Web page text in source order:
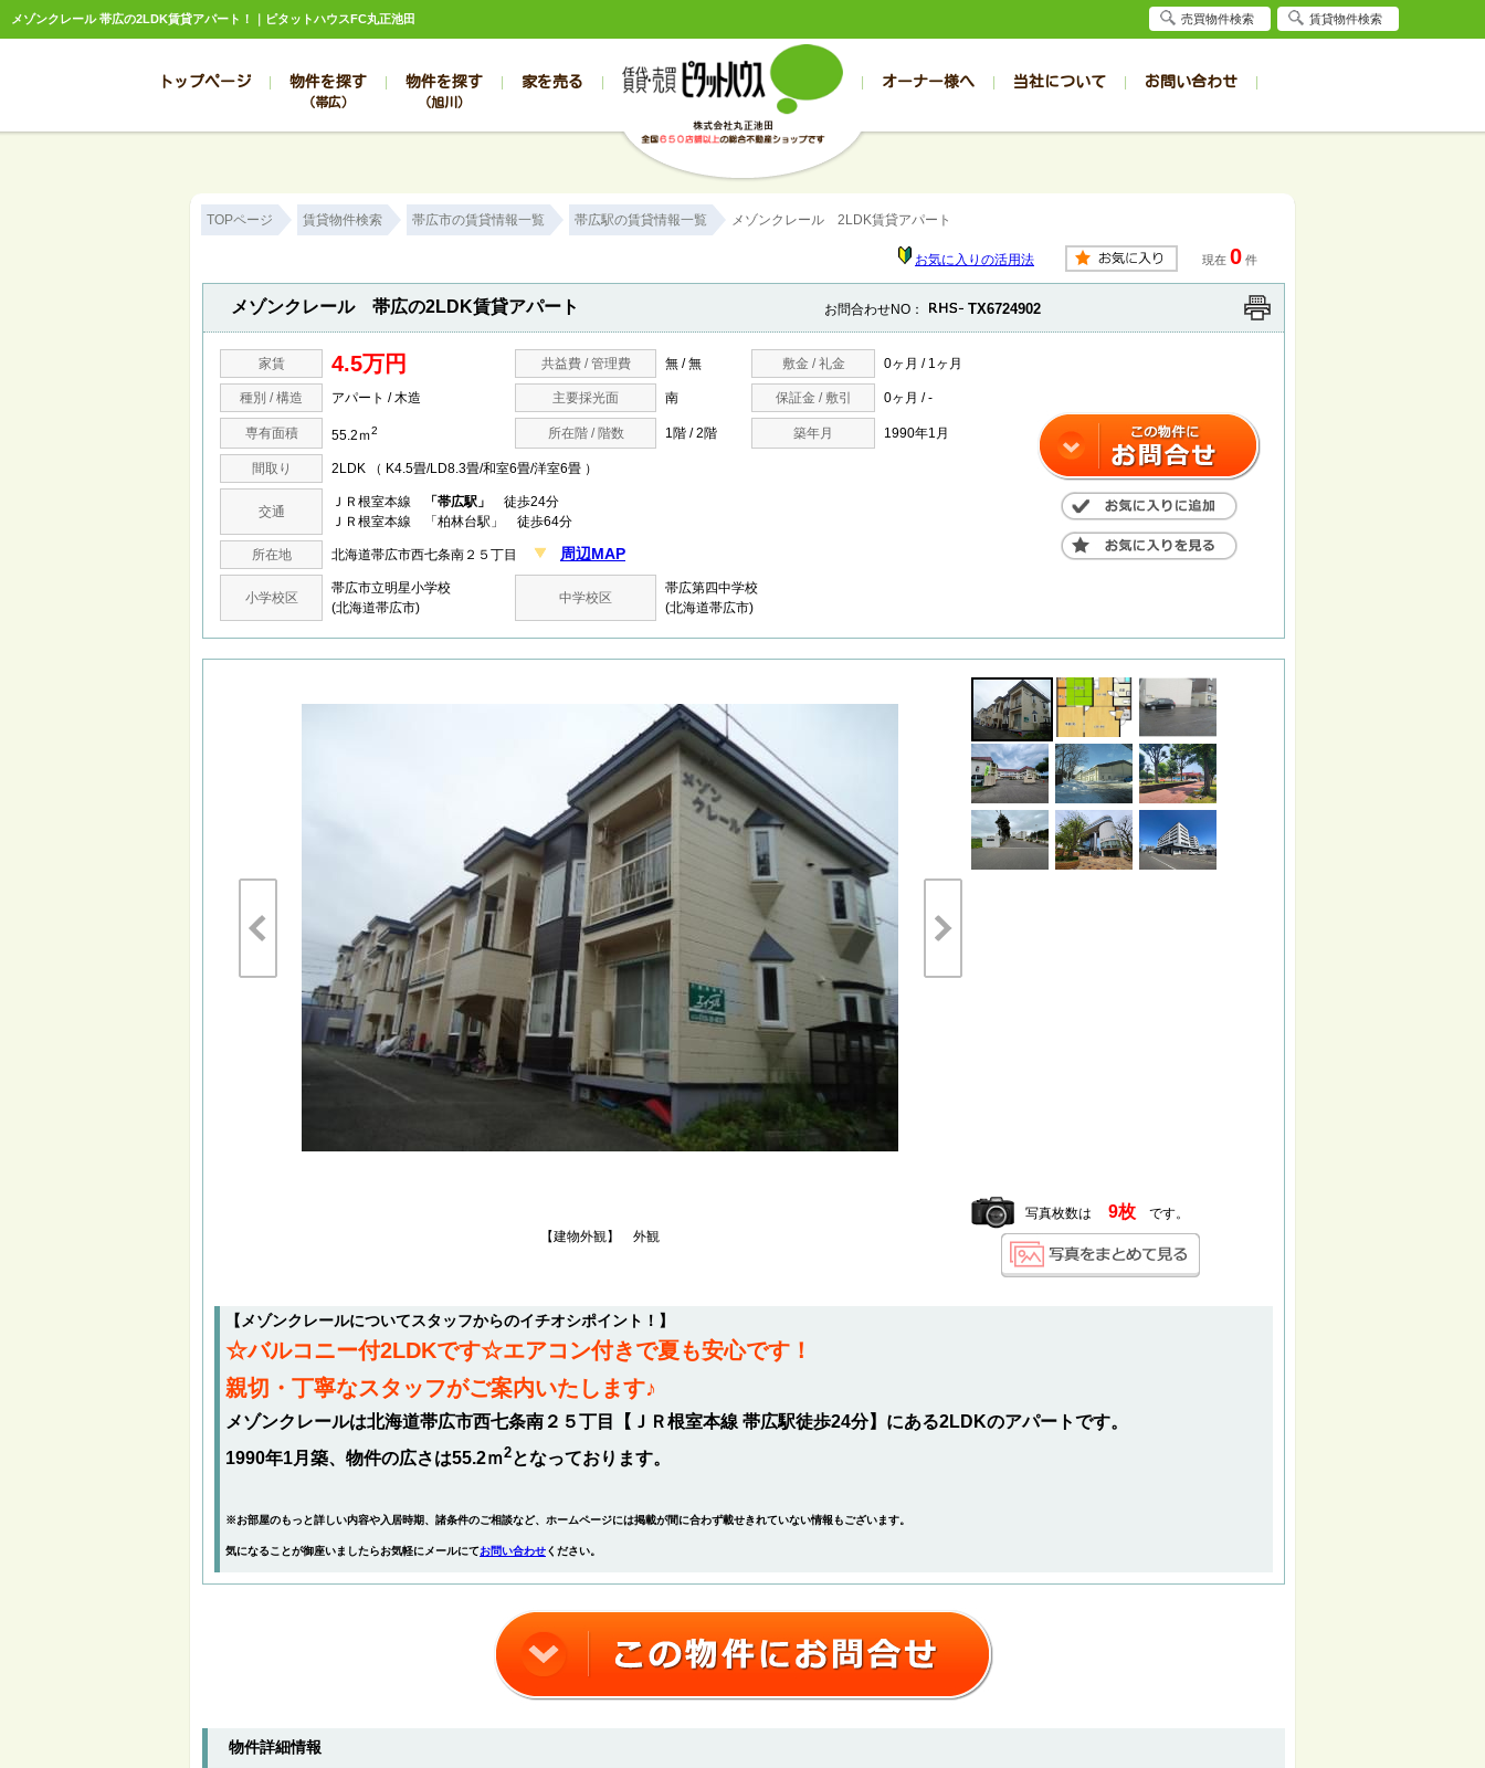
メゾンクレール 帯広の2LDK賃貸アパート！｜ピタットハウスFC丸正池田
トップページ 物件を探す
（帯広）
帯広の売買物件一覧
帯広の新築一戸建て
帯広の中古マンション
帯広の1000万円以下
帯広の1000万～2000万円
帯広の賃貸物件一覧
帯広の賃貸アパート
帯広の賃貸マンション
帯広の賃貸事務所
帯広の1R～1K
帯広の2K～2LDK
物件を探す
（旭川）
旭川の売買物件一覧
旭川の新築一戸建て
旭川の中古マンション
旭川の1000万円以下
旭川の1000万～2000万円
旭川の賃貸物件一覧
旭川の賃貸アパート
旭川の賃貸マンション
旭川の賃貸事務所
旭川の1R～1K
旭川の2K～2LDK
家を売る オーナー様へ 当社について
スタッフブログ お客様の声
お問い合わせ
売却のお問合せ 入居者様専用（帯広店）
TOPページ 賃貸物件検索 帯広市の賃貸情報一覧 帯広駅の賃貸情報一覧 メゾンクレール 2LDK賃貸アパート
お気に入りの活用法 現在 0 件
メゾンクレール 帯広の2LDK賃貸アパート お問合わせNO： TX6724902
家賃 4.5万円 共益費 / 管理費 無 / 無 敷金 / 礼金 0ヶ月 / 1ヶ月
種別 / 構造 アパート / 木造 主要採光面 南 保証金 / 敷引 0ヶ月 / -
専有面積 55.2ｍ2 所在階 / 階数 1階 / 2階 築年月 1990年1月
間取り 2LDK （ K4.5畳/LD8.3畳/和室6畳/洋室6畳 ）
交通
ＪＲ根室本線 「帯広駅」
徒歩24分
ＪＲ根室本線 「柏林台駅」 徒歩64分
所在地 北海道帯広市西七条南２５丁目 周辺MAP
小学校区
帯広市立明星小学校
(北海道帯広市)
中学校区
帯広第四中学校
(北海道帯広市)
【建物外観】 外観
写真枚数は 9枚です。
【メゾンクレールについてスタッフからのイチオシポイント！】
☆バルコニー付2LDKです☆エアコン付きで夏も安心です！
親切・丁寧なスタッフがご案内いたします♪
メゾンクレールは北海道帯広市西七条南２５丁目【ＪＲ根室本線 帯広駅徒歩24分】にある2LDKのアパートです。
1990年1月築、物件の広さは55.2ｍ2となっております。
※お部屋のもっと詳しい内容や入居時期、諸条件のご相談など、ホームページには掲載が間に合わず載せきれていない情報もございます。
気になることが御座いましたらお気軽にメールにてお問い合わせください。
物件詳細情報
売買物件検索 賃貸物件検索